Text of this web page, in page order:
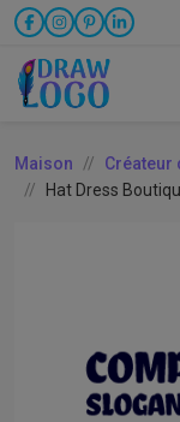
Maison Créateur
Hat Dress